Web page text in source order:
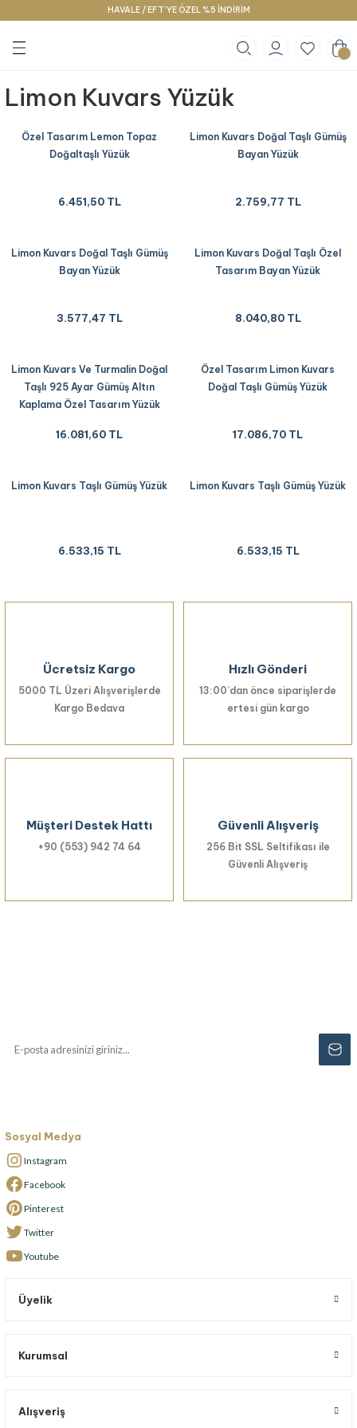
HAVALE / EFT’YE ÖZEL %5 İNDİRİM
Geri Dön
Geri Dön
Geri Dön
Limon Kuvars Yüzük
Özel Tasarım Lemon Topaz
Doğaltaşlı Yüzük
6.451,50 TL
Limon Kuvars Doğal Taşlı Gümüş
Bayan Yüzük
2.759,77 TL
Limon Kuvars Doğal Taşlı Gümüş
Bayan Yüzük
3.577,47 TL
Limon Kuvars Doğal Taşlı Özel
Tasarım Bayan Yüzük
8.040,80 TL
Limon Kuvars Ve Turmalin Doğal
Taşlı 925 Ayar Gümüş Altın
Kaplama Özel Tasarım Yüzük
16.081,60 TL
Özel Tasarım Limon Kuvars
Doğal Taşlı Gümüş Yüzük
17.086,70 TL
Limon Kuvars Taşlı Gümüş Yüzük
6.533,15 TL
Limon Kuvars Taşlı Gümüş Yüzük
6.533,15 TL
Ücretsiz Kargo
5000 TL Üzeri Alışverişlerde
Kargo Bedava
Hızlı Gönderi
13:00’dan önce siparişlerde
ertesi gün kargo
Müşteri Destek Hattı
+90 (553) 942 74 64
Güvenli Alışveriş
256 Bit SSL Seltifikası ile
Güvenli Alışveriş
Sosyal Medya
Instagram
Facebook
Pinterest
Twitter
Youtube
Üyelik
Kurumsal
Alışveriş